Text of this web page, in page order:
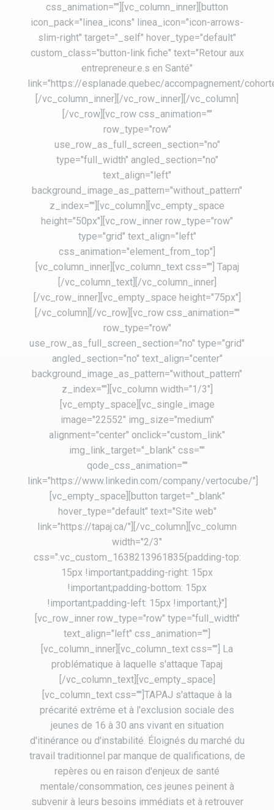
css_animation=""][vc_column_inner][button
icon_pack="linea_icons" linea_icon="icon-arrows-
slim-right" target="_self" hover_type="default"
custom_class="button-link fiche" text="Retour aux
entrepreneur.e.s en Santé"
link="https://esplanade.quebec/accompagnement/
[/vc_column_inner][/vc_row_inner][/vc_column]
[/vc_row][vc_row css_animation=""
row_type="row"
use_row_as_full_screen_section="no"
type="full_width" angled_section="no"
text_align="left"
background_image_as_pattern="without_pattern"
z_index=""][vc_column][vc_empty_space
height="50px"][vc_row_inner row_type="row"
type="grid" text_align="left"
css_animation="element_from_top"]
[vc_column_inner][vc_column_text css=""] Tapaj
[/vc_column_text][/vc_column_inner]
[/vc_row_inner][vc_empty_space height="75px"]
[/vc_column][/vc_row][vc_row css_animation=""
row_type="row"
use_row_as_full_screen_section="no" type="grid"
angled_section="no" text_align="center"
background_image_as_pattern="without_pattern"
z_index=""][vc_column width="1/3"]
[vc_empty_space][vc_single_image
image="22552" img_size="medium"
alignment="center" onclick="custom_link"
img_link_target="_blank" css=""
qode_css_animation=""
link="https://www.linkedin.com/company/vertocube/"]
[vc_empty_space][button target="_blank"
hover_type="default" text="Site web"
link="https://tapaj.ca/"][/vc_column][vc_column
width="2/3"
css=".vc_custom_1638213961835{padding-top:
15px !important;padding-right: 15px
!important;padding-bottom: 15px
!important;padding-left: 15px !important;}"]
[vc_row_inner row_type="row" type="full_width"
text_align="left" css_animation=""]
[vc_column_inner][vc_column_text css=""] La
problématique à laquelle s'attaque Tapaj
[/vc_column_text][vc_empty_space]
[vc_column_text css=""]TAPAJ s'attaque à la
précarité extrême et à l'exclusion sociale des
jeunes de 16 à 30 ans vivant en situation
d'itinérance ou d'instabilité. Éloignés du marché du
travail traditionnel par manque de qualifications, de
repères ou en raison d'enjeux de santé
mentale/consommation, ces jeunes peinent à
subvenir à leurs besoins immédiats et à retrouver